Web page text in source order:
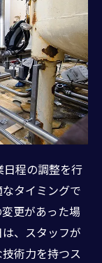
程の調整を行
タイミングで
更があった場
、スタッフが
術力を持つス